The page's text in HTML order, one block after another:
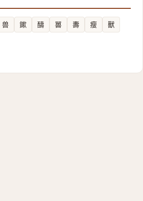
兽 鏉 醻 嘼 夀 瘦
獸